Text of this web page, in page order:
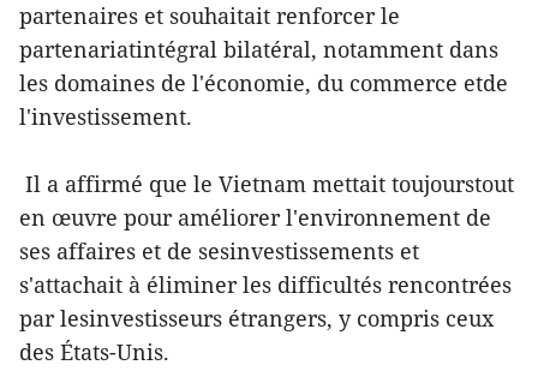
partenaires et souhaitait renforcer le
partenariatintégral bilatéral, notamment dans
les domaines de l'économie, du commerce etde
l'investissement.
Il a affirmé que le Vietnam mettait toujourstout
en œuvre pour améliorer l'environnement de
ses affaires et de sesinvestissements et
s'attachait à éliminer les difficultés rencontrées
par lesinvestisseurs étrangers, y compris ceux
des États-Unis.